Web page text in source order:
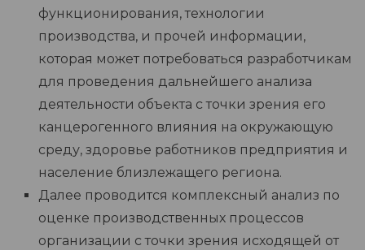
функционирования, технологии
производства, и прочей информации,
которая может потребоваться разработчикам
для проведения дальнейшего анализа
деятельности объекта с точки зрения его
канцерогенного влияния на окружающую
среду, здоровье работников предприятия и
население близлежащего региона.
Далее проводится комплексный анализ по
оценке производственных процессов
организации с точки зрения исходящей от